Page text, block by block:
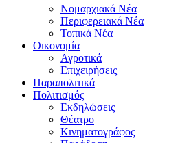
Νομαρχιακά Νέα
Περιφερειακά Νέα
Τοπικά Νέα
Οικονομία
Αγροτικά
Επιχειρήσεις
Παραπολιτικά
Πολιτισμός
Εκδηλώσεις
Θέατρο
Κινηματογράφος